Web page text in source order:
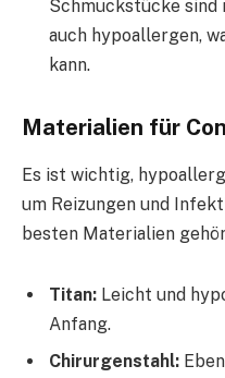
Schmuckstücke
auch hypoallergen,
kann.
Materialien für
Es ist wichtig,
um Reizungen und
besten Materialien
Titan: Leicht und
Anfang.
Chirurgenstahl: